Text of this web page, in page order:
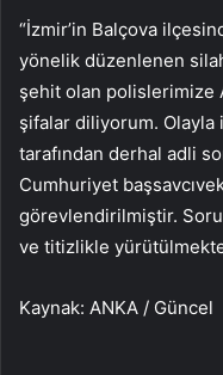
“İzmir’in Balçova
yönelik düzenlenen
şehit olan polislerimize
şifalar diliyorum. Olayla
tarafından derhal adli
Cumhuriyet
görevlendirilmiştir.
ve titizlikle
Kaynak: ANKA / Güncel